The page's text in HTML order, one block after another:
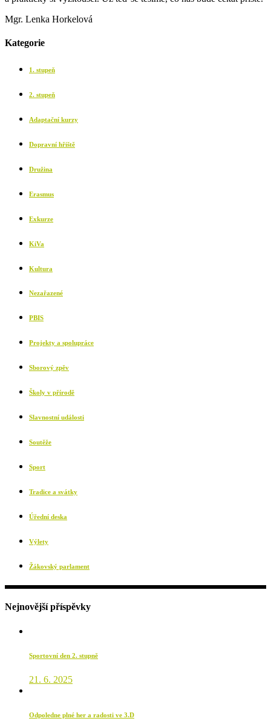
Mgr. Lenka Horkelová
Kategorie
1. stupeň
2. stupeň
Adaptační kurzy
Dopravní hřiště
Družina
Erasmus
Exkurze
KiVa
Kultura
Nezařazené
PBIS
Projekty a spolupráce
Sborový zpěv
Školy v přírodě
Slavnostní události
Soutěže
Sport
Tradice a svátky
Úřední deska
Výlety
Žákovský parlament
Nejnovější příspěvky
Sportovní den 2. stupně
21. 6. 2025
Odpoledne plné her a radosti ve 3.D